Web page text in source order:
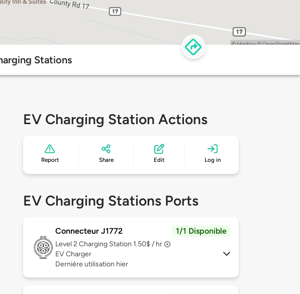
Stations
EV Charging Station Actions
Report Share Edit Log in
EV Charging Stations Ports
Connecteur J1772 1/1 Disponible
Level 2 Charging Station 1.50$ / hr
EV Charger
Dernière utilisation hier